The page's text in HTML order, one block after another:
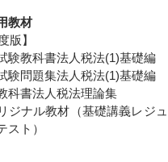
教材
版】
験教科書法人税法(1)基礎編
験問題集法人税法(1)基礎編
科書法人税法理論集
ジナル教材（基礎講義レジ
スト）